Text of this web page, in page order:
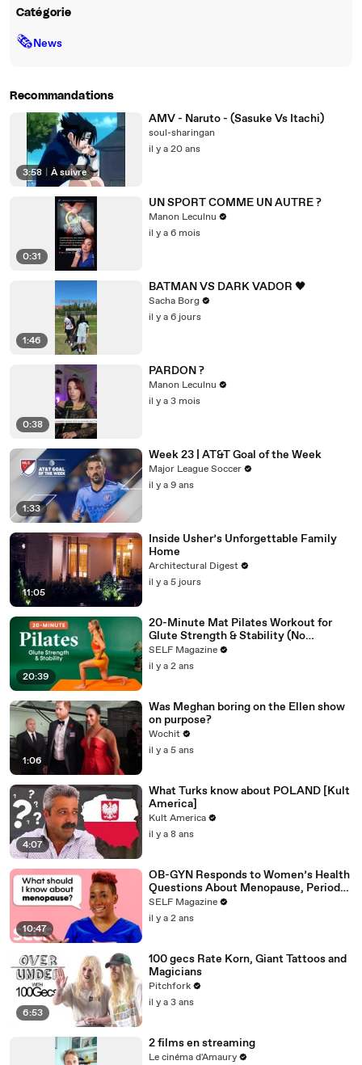
Catégorie
🗞News
Recommandations
3:58 À suivre
AMV - Naruto - (Sasuke Vs Itachi)
soul-sharingan
il y a 20 ans
0:31
UN SPORT COMME UN AUTRE ?
Manon Leculnu
il y a 6 mois
1:46
BATMAN VS DARK VADOR 🖤
Sacha Borg
il y a 6 jours
0:38
PARDON ?
Manon Leculnu
il y a 3 mois
1:33
Week 23 | AT&T Goal of the Week
Major League Soccer
il y a 9 ans
11:05
Inside Usher’s Unforgettable Family
Home
Architectural Digest
il y a 5 jours
20:39
20-Minute Mat Pilates Workout for
Glute Strength & Stability (No
Equipment)
SELF Magazine
il y a 2 ans
1:06
Was Meghan boring on the Ellen show
on purpose?
Wochit
il y a 5 ans
4:07
What Turks know about POLAND [Kult
America]
Kult America
il y a 8 ans
10:47
OB-GYN Responds to Women’s Health
Questions About Menopause, Periods
& More
SELF Magazine
il y a 2 ans
6:53
100 gecs Rate Korn, Giant Tattoos and
Magicians
Pitchfork
il y a 3 ans
2 films en streaming
Le cinéma d'Amaury